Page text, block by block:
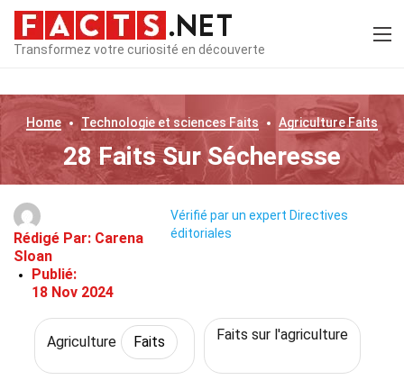
Transformez votre curiosité en découverte
Home Technologie et sciences Faits AgricultureFaits
28 Faits Sur Sécheresse
Rédigé Par: Carena
Sloan
Publié:
18 Nov 2024
Vérifié par un expert Directives
éditoriales
Agriculture Faits Faits sur l'agriculture